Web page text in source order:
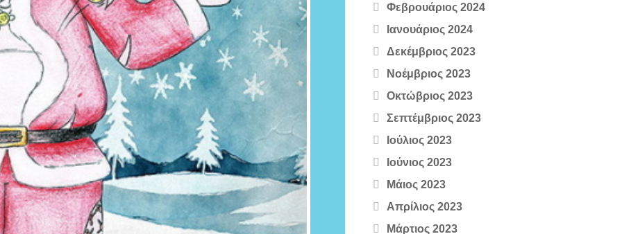
Φεβρουάριος 2024
Ιανουάριος 2024
Δεκέμβριος 2023
Νοέμβριος 2023
Οκτώβριος 2023
Σεπτέμβριος 2023
Ιούλιος 2023
Ιούνιος 2023
Μάιος 2023
Απρίλιος 2023
Μάρτιος 2023